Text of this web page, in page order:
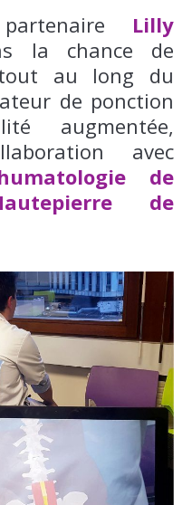
Lilly
la chance de
au long du
de ponction
augmentée,
avec
de
de